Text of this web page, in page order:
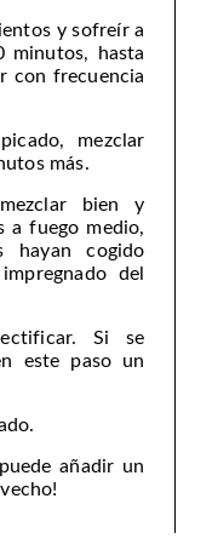
y sofreír a
minutos, hasta
con frecuencia
mezclar
más.
bien y
a fuego medio,
hayan cogido
del
Si se
este paso un
añadir un